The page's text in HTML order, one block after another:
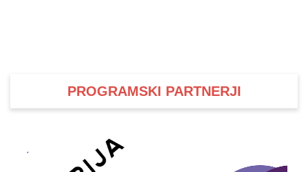
PROGRAMSKI PARTNERJI